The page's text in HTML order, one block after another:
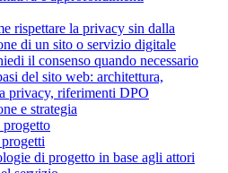
rispettare la privacy sin dalla
di un sito o servizio digitale
il consenso quando necessario
del sito web: architettura,
privacy, riferimenti DPO
e strategia
di progetto in base agli attori